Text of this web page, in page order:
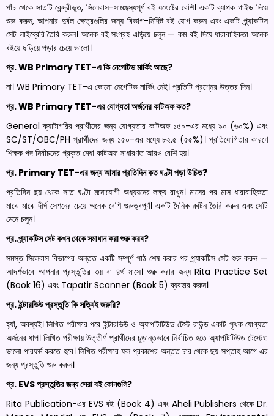
পাঁচ থেকে সাতটি কেন্দ্রীভূত, সিলেবাস-সামঞ্জস্যপূর্ণ বই যথেষ্টের বেশি। একটি ব্যাপক গাইড দিয়ে
শুরু করুন, আপনার দুর্বল ক্ষেত্রগুলির জন্য বিভাগ-নির্দিষ্ট বই যোগ করুন এবং একটি প্র্যাকটিস
সেট লাইব্রেরি তৈরি করুন। অনেক বই সংগ্রহ এড়িয়ে চলুন — কম বই দিয়ে ধারাবাহিকতা অনেক
বইয়ে ছড়িয়ে পড়ার চেয়ে ভালো।
প্র. WB Primary TET-এ কি নেগেটিভ মার্কিং আছে?
না। WB Primary TET-এ কোনো নেগেটিভ মার্কিং নেই। প্রতিটি প্রশ্নের উত্তর দিন।
প্র. WB Primary TET-এর যোগ্যতা অর্জনের কাটঅফ কত?
General ক্যাটাগরির প্রার্থীদের জন্য যোগ্যতার কাটঅফ ১৫০-এর মধ্যে ৯০ (৬০%) এবং
SC/ST/OBC/PH প্রার্থীদের জন্য ১৫০-এর মধ্যে ৮২.৫ (৫৫%)। প্রতিযোগিতার কারণে
শিক্ষক পদ নির্বাচনের প্রকৃত মেধা কাটঅফ সাধারণত আরও বেশি হয়।
প্র. Primary TET-এর জন্য আমার প্রতিদিন কত ঘণ্টা পড়া উচিত?
প্রতিদিন ছয় থেকে সাত ঘণ্টা মনোযোগী অধ্যয়নের লক্ষ্য রাখুন। মাসের পর মাস ধারাবাহিকতা
মাঝে মাঝে দীর্ঘ সেশনের চেয়ে অনেক বেশি গুরুত্বপূর্ণ। একটি দৈনিক রুটিন তৈরি করুন এবং সেটি
মেনে চলুন।
প্র. প্র্যাকটিস সেট কখন থেকে সমাধান করা শুরু করব?
সমস্ত সিলেবাস বিভাগের অন্তত একটি সম্পূর্ণ পাঠ শেষ করার পর প্র্যাকটিস সেট শুরু করুন —
আদর্শভাবে আপনার প্রস্তুতির ৩য় বা ৪র্থ মাসে। শুরু করার জন্য Rita Practice Set
(Book 16) এবং Tapatir Scanner (Book 5) ব্যবহার করুন।
প্র. ইন্টারভিউ প্রস্তুতি কি সত্যিই জরুরি?
হ্যাঁ, অবশ্যই। লিখিত পরীক্ষার পরে ইন্টারভিউ ও অ্যাপটিটিউড টেস্ট রাউন্ড একটি পৃথক যোগ্যতা
অর্জনের ধাপ। লিখিত পরীক্ষায় উত্তীর্ণ প্রার্থীদের চূড়ান্তভাবে নির্বাচিত হতে অ্যাপটিটিউড টেস্টেও
ভালো পারফর্ম করতে হবে। লিখিত পরীক্ষার ফল প্রকাশের অন্তত চার থেকে ছয় সপ্তাহ আগে এর
জন্য প্রস্তুতি শুরু করুন।
প্র. EVS প্রস্তুতির জন্য সেরা বই কোনগুলি?
Rita Publication-এর EVS বই (Book 4) এবং Aheli Publishers থেকে Dr.